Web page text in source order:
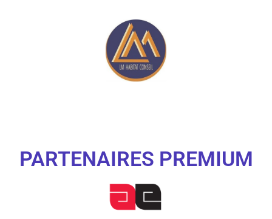
PARTENAIRES PREMIUM